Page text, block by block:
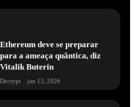
Ethereum deve se preparar
para a ameaça quântica, diz
Vitalik Buterin
Decrypt . jan 13, 2026